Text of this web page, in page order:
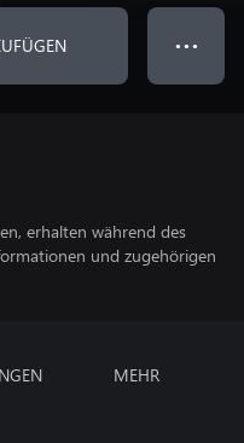
● ● ●
erhalten während des
und zugehörigen
MEHR